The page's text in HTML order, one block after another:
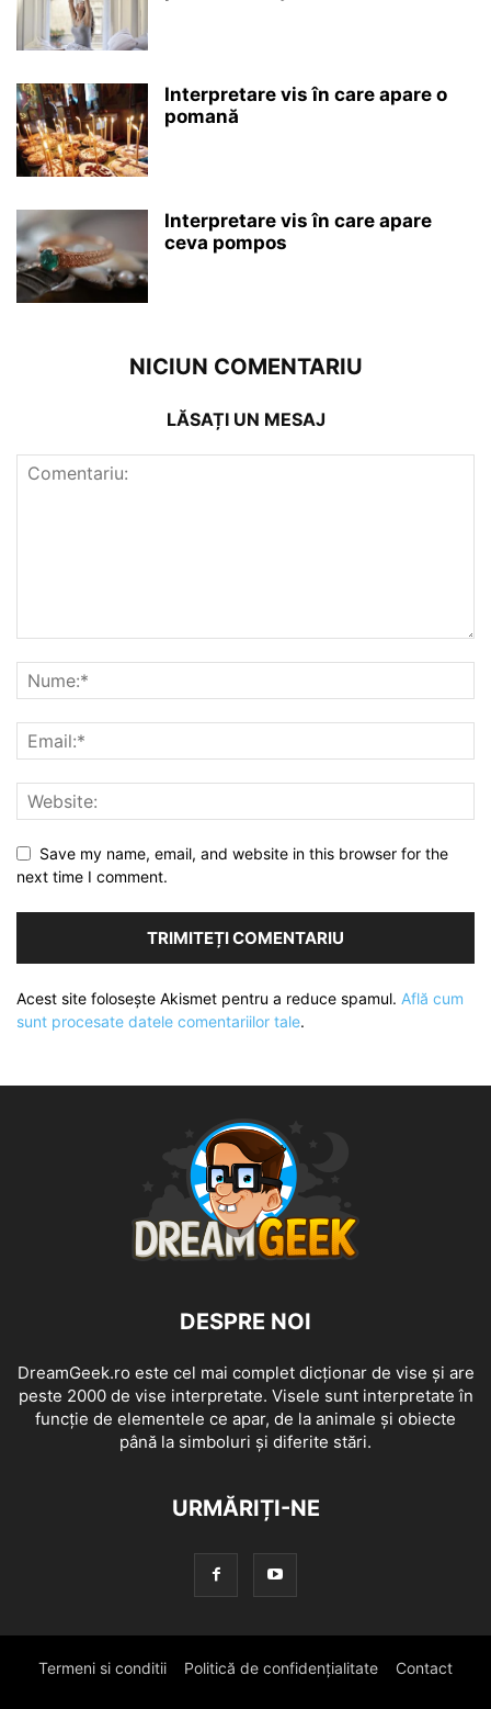
Interpretare vis în care apare o
pomană
Interpretare vis în care apare
ceva pompos
NICIUN COMENTARIU
LĂSAȚI UN MESAJ
Save my name, email, and website in this browser for the
next time I comment.
Acest site folosește Akismet pentru a reduce spamul. Află cum
sunt procesate datele comentariilor tale.
DESPRE NOI
DreamGeek.ro este cel mai complet dicționar de vise și are
peste 2000 de vise interpretate. Visele sunt interpretate în
funcție de elementele ce apar, de la animale și obiecte
până la simboluri și diferite stări.
URMĂRIȚI-NE
Termeni si conditii Politică de confidențialitate Contact